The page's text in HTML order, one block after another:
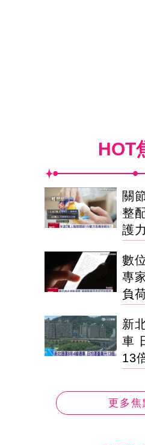
HOT
關
整
護力
數
專
負
新
車
13
更多焦